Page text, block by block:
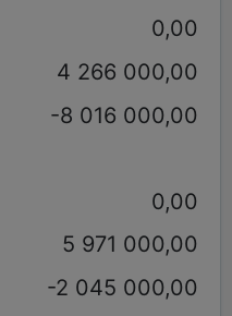
0,00
4 266 000,00
-8 016 000,00
0,00
5 971 000,00
-2 045 000,00